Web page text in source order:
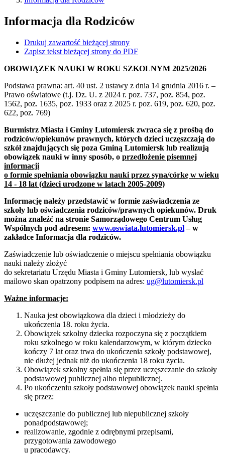
Informacja dla Rodziców
Drukuj zawartość bieżącej strony
Zapisz tekst bieżącej strony do PDF
OBOWIĄZEK NAUKI W ROKU SZKOLNYM 2025/2026
Podstawa prawna: art. 40 ust. 2 ustawy z dnia 14 grudnia 2016 r. –
Prawo oświatowe (t.j. Dz. U. z 2024 r. poz. 737, poz. 854, poz.
1562, poz. 1635, poz. 1933 oraz z 2025 r. poz. 619, poz. 620, poz.
622, poz. 769)
Burmistrz Miasta i Gminy Lutomiersk zwraca się z prośbą do
rodziców/opiekunów prawnych, których dzieci uczęszczają do
szkół znajdujących się poza Gminą Lutomiersk lub realizują
obowiązek nauki w inny sposób, o przedłożenie pisemnej
informacji
o formie spełniania obowiązku nauki przez syna/córkę w wieku
14 - 18 lat (dzieci urodzone w latach 2005-2009)
Informację należy przedstawić w formie zaświadczenia ze
szkoły lub oświadczenia rodziców/prawnych opiekunów. Druk
można znaleźć na stronie Samorządowego Centrum Usług
Wspólnych pod adresem: www.oswiata.lutomiersk.pl– w
zakładce Informacja dla rodziców.
Zaświadczenie lub oświadczenie o miejscu spełniania obowiązku
nauki należy złożyć
do sekretariatu Urzędu Miasta i Gminy Lutomiersk, lub wysłać
mailowo skan opatrzony podpisem na adres: ug@lutomiersk.pl
Ważne informacje:
Nauka jest obowiązkowa dla dzieci i młodzieży do
ukończenia 18. roku życia.
Obowiązek szkolny dziecka rozpoczyna się z początkiem
roku szkolnego w roku kalendarzowym, w którym dziecko
kończy 7 lat oraz trwa do ukończenia szkoły podstawowej,
nie dłużej jednak niż do ukończenia 18 roku życia.
Obowiązek szkolny spełnia się przez uczęszczanie do szkoły
podstawowej publicznej albo niepublicznej.
Po ukończeniu szkoły podstawowej obowiązek nauki spełnia
się przez:
uczęszczanie do publicznej lub niepublicznej szkoły
ponadpodstawowej;
realizowanie, zgodnie z odrębnymi przepisami,
przygotowania zawodowego
u pracodawcy.